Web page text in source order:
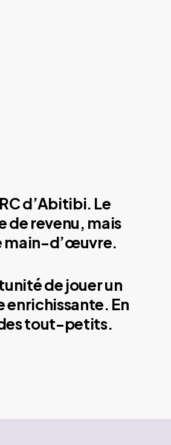
d’Abitibi. Le
de revenu, mais
main-d’œuvre.
de jouer un
En
des tout-petits.